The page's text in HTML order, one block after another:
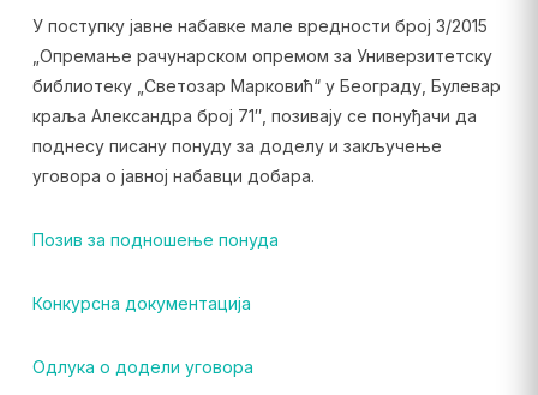
У поступку јавне набавке мале вредности број 3/2015
„Опремање рачунарском опремом за Универзитетску
библиотеку „Светозар Марковић“ у Београду, Булевар
краља Александра број 71″, позивају се понуђачи да
поднесу писану понуду за доделу и закључење
уговора о јавној набавци добара.
Позив за подношење понуда
Конкурсна документација
Одлука о додели уговора